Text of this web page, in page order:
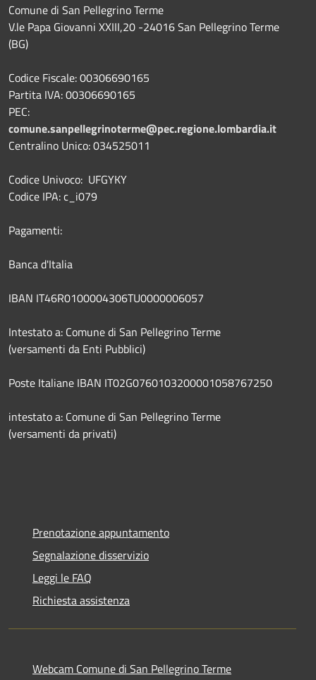
Comune di San Pellegrino Terme
V.le Papa Giovanni XXIII,20 -24016 San Pellegrino Terme
(BG)
Codice Fiscale: 00306690165
Partita IVA: 00306690165
PEC:
comune.sanpellegrinoterme@pec.regione.lombardia.it
Centralino Unico: 034525011
Codice Univoco: UFGYKY
Codice IPA: c_i079
Pagamenti:
Banca d'Italia
IBAN IT46R0100004306TU0000006057
Intestato a: Comune di San Pellegrino Terme
(versamenti da Enti Pubblici)
Poste Italiane IBAN IT02G0760103200001058767250
intestato a: Comune di San Pellegrino Terme
(versamenti da privati)
Prenotazione appuntamento
Segnalazione disservizio
Leggi le FAQ
Richiesta assistenza
Webcam Comune di San Pellegrino Terme